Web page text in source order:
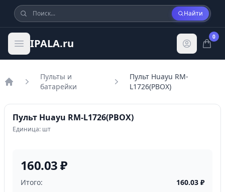
Найти
IPALA.ru
0
Пульты и
батарейки
Пульт Huayu RM-
L1726(PBOX)
Пульт Huayu RM-L1726(PBOX)
Единица: шт
160.03 ₽
Итого: 160.03 ₽